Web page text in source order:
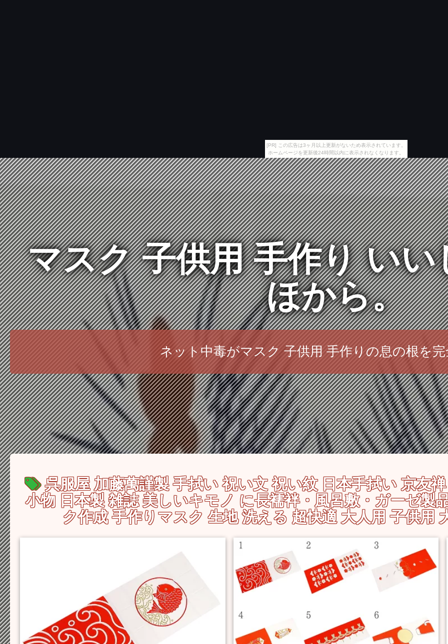
[PR] この広告は3ヶ月以上更新がないため表示されています。
ホームページを更新後24時間以内に表示されなくなります。
マスク 子供用 手作り い
ほから。
ネット中毒がマスク 子供用 手作りの息の根を
呉服屋 加藤萬謹製 手拭い 祝い文 祝い紋 日本手拭い 京友
小物 日本製 雑誌 美しいキモノ に長襦袢・風呂敷・ガーゼ製
ク作成 手作りマスク 生地 洗える 超快適 大人用 子供